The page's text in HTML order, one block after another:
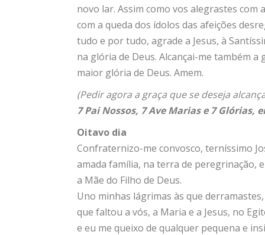
novo lar. Assim como vos alegrastes com
com a queda dos ídolos das afeições
tudo e por tudo, agrade a Jesus, à
na glória de Deus. Alcançai-me também
maior glória de Deus. Amem.
(Pedir agora a graça que se deseja
7 Pai Nossos, 7 Ave Marias e 7
Oitavo dia
Confraternizo-me convosco, terníssimo
amada família, na terra de
a Mãe do Filho de Deus.
Uno minhas lágrimas às que
que faltou a vós, a Maria e a Jesus, no
e eu me queixo de qualquer pequena e